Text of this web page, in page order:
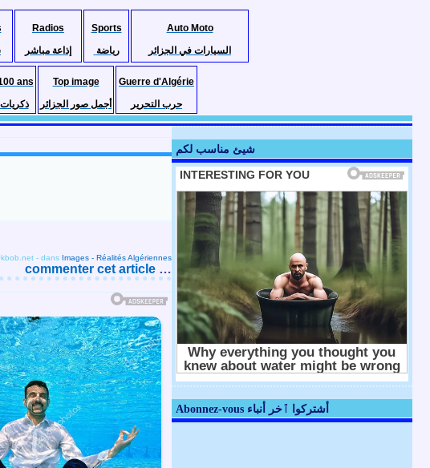
Radios
إذاعة مباشر
Sports
رياضة
Auto Moto
السيارات في الجزائر
ans
Top image
أجمل صور الجزائر
Guerre d'Algérie
حرب التحرير
- dans Images - Réalités Algériennes
commenter cet article …
شيئ مناسب لكم
Abonnez-vous أشتركوا ٱخر أنباء